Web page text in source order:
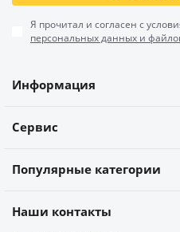
Я прочитал и согласен с
персональных данных и
Информация
Сервис
Популярные категории
Наши контакты